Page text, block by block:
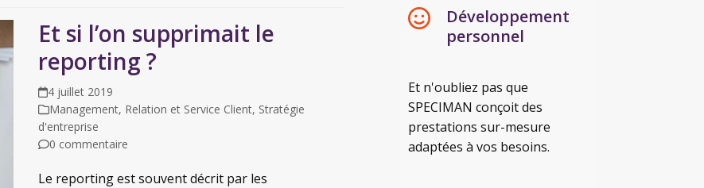
Et si l’on supprimait le
reporting ?
4 juillet 2019
Management, Relation et Service Client, Stratégie
d'entreprise
0 commentaire
Le reporting est souvent décrit par les
Développement
personnel
Et n'oubliez pas que
SPECIMAN conçoit des
prestations sur-mesure
adaptées à vos besoins.